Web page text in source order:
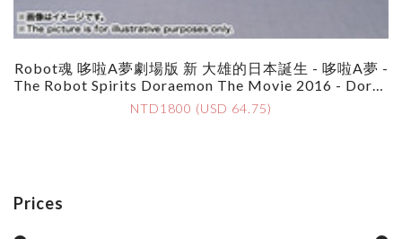
Prices
Robot魂 哆啦A夢劇場版 新 大雄的日本誕生 - 哆啦A夢 -
The Robot Spirits Doraemon The Movie 2016 - Dorae
Mon
NTD1800 (USD 64.75)